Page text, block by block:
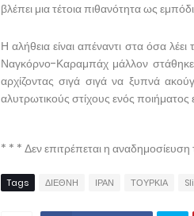
βλέπει μια τέτοια πιθανότητα ως
Η αλήθεια είναι απέναντι στα όσα
Ναγκόρνο-Καραμπάχ μάλλον
αρχίζοντας σιγά σιγά να ξυπνά
αλυτρωτικούς στίχους ενός
* * * Δεν επιτρέπεται η
Tags ΔΙΕΘΝΗ ΙΡΑΝ ΤΟΥΡΚΙΑ